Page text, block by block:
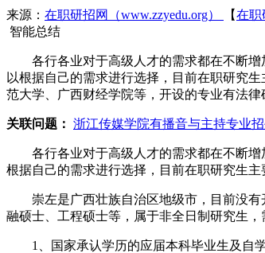
来源： 在职研招网（www.zzyedu.org） 【在职
智能总结
各行各业对于高级人才的需求都在不断增
以根据自己的需求进行选择，目前在职研究
范大学、广西财经学院等，开设的专业有法
关联问题： 浙江传媒学院有播音与主持专业招
各行各业对于高级人才的需求都在不断增
根据自己的需求进行选择，目前在职研究生主
崇左是广西壮族自治区地级市，目前没有
融硕士、工程硕士等，属于非全日制研究生
1、国家承认学历的应届本科毕业生及自学